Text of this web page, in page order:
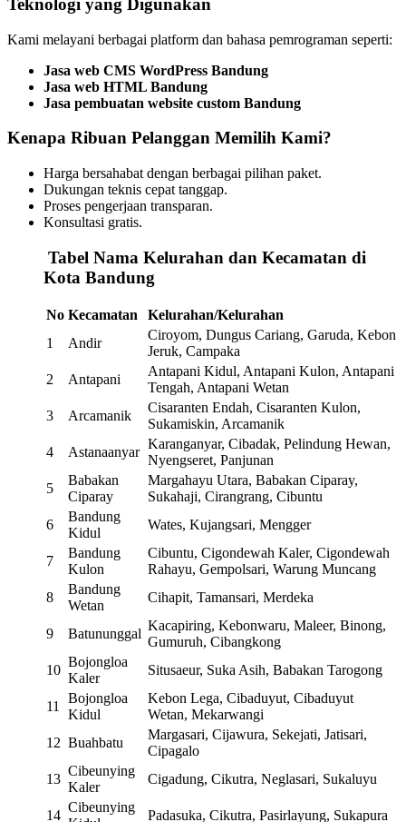
Teknologi yang Digunakan
Kami melayani berbagai platform dan bahasa pemrograman seperti:
Jasa web CMS WordPress Bandung
Jasa web HTML Bandung
Jasa pembuatan website custom Bandung
Kenapa Ribuan Pelanggan Memilih Kami?
Harga bersahabat dengan berbagai pilihan paket.
Dukungan teknis cepat tanggap.
Proses pengerjaan transparan.
Konsultasi gratis.
Tabel Nama Kelurahan dan Kecamatan di
Kota Bandung
No Kecamatan
Kelurahan/Kelurahan
1
Andir
Ciroyom, Dungus Cariang, Garuda, Kebon
Jeruk, Campaka
2
Antapani
Antapani Kidul, Antapani Kulon, Antapani
Tengah, Antapani Wetan
3
Arcamanik
Cisaranten Endah, Cisaranten Kulon,
Sukamiskin, Arcamanik
4
Astanaanyar
Karanganyar, Cibadak, Pelindung Hewan,
Nyengseret, Panjunan
5
Babakan
Ciparay
Margahayu Utara, Babakan Ciparay,
Sukahaji, Cirangrang, Cibuntu
6
Bandung
Kidul
Wates, Kujangsari, Mengger
7
Bandung
Kulon
Cibuntu, Cigondewah Kaler, Cigondewah
Rahayu, Gempolsari, Warung Muncang
8
Bandung
Wetan
Cihapit, Tamansari, Merdeka
9 Batununggal
Kacapiring, Kebonwaru, Maleer, Binong,
Gumuruh, Cibangkong
10
Bojongloa
Kaler
Situsaeur, Suka Asih, Babakan Tarogong
11
Bojongloa
Kidul
Kebon Lega, Cibaduyut, Cibaduyut
Wetan, Mekarwangi
12 Buahbatu
Margasari, Cijawura, Sekejati, Jatisari,
Cipagalo
13
Cibeunying
Kaler
Cigadung, Cikutra, Neglasari, Sukaluyu
14
Cibeunying
Padasuka, Cikutra, Pasirlayung, Sukapura